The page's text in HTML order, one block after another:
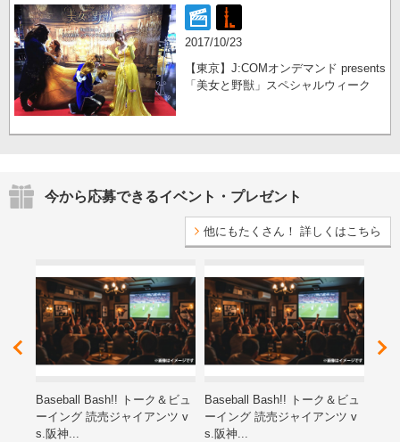
2017/10/23
【東京】J:COMオンデマンド presents
「美女と野獣」スペシャルウィーク
今から応募できるイベント・プレゼント
他にもたくさん！ 詳しくはこちら
Baseball Bash!! トーク＆ビュ
ーイング 読売ジャイアンツ v
s.阪神...
Baseball Bash!! トーク＆ビュ
ーイング 読売ジャイアンツ v
s.阪神...